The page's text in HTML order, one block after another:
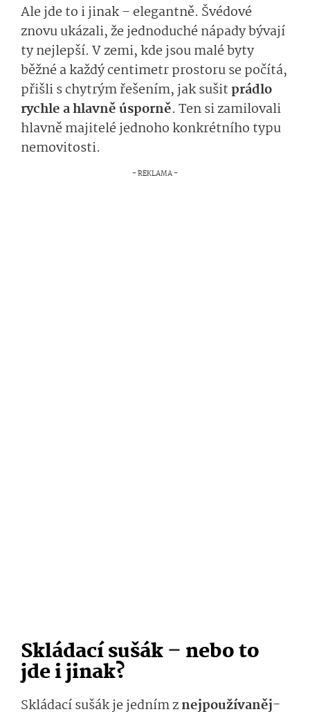
Ale jde to i jinak– elegantně. Švédové
znovu ukázali, že jednoduché nápady bývají
ty nejlepší. V zemi, kde jsou malé byty
běžné a každý centimetr prostoru se počítá,
přišli s chytrým řešením, jak sušitprádlo
rychle a hlavně úsporně. Ten si zamilovali
hlavně majitelé jednoho konkrétního typu
nemovitosti.
Skládací sušák– nebo to
jde i jinak?
Skládací sušák je jedním znejpoužívaněj­